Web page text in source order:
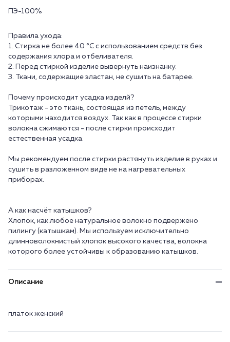
ПЭ-100%
Правила ухода:
1. Стирка не более 40 °C с использованием средств без
содержания хлора и отбеливателя.
2. Перед стиркой изделие вывернуть наизнанку.
3. Ткани, содержащие эластан, не сушить на батарее.
Почему происходит усадка изделй?
Трикотаж - это ткань, состоящая из петель, между
которыми находится воздух. Так как в процессе стирки
волокна сжимаются - после стирки происходит
естественная усадка.
Мы рекомендуем после стирки растянуть изделие в руках и
сушить в разложенном виде не на нагревательных
приборах.
А как насчёт катышков?
Хлопок, как любое натуральное волокно подвержено
пилингу (катышкам). Мы используем исключительно
длинноволокнистый хлопок высокого качества, волокна
Описание
платок женский